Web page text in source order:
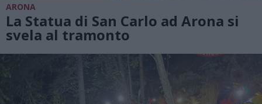
ARONA
La Statua di San Carlo ad Arona si
svela al tramonto